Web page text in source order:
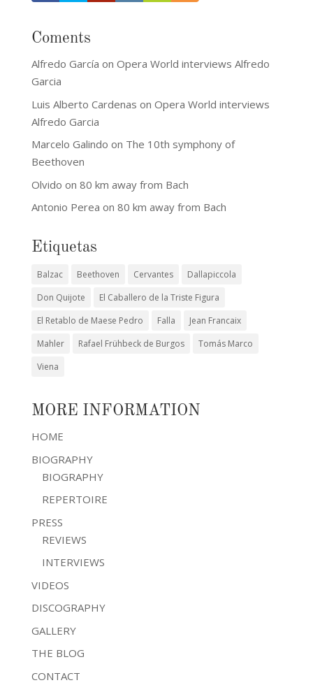
Coments
Alfredo García on Opera World interviews Alfredo
Garcia
Luis Alberto Cardenas on Opera World interviews
Alfredo Garcia
Marcelo Galindo on The 10th symphony of
Beethoven
Olvido on 80 km away from Bach
Antonio Perea on 80 km away from Bach
Etiquetas
Balzac Beethoven Cervantes
Dallapiccola
Don Quijote
El Caballero de la Triste Figura
El Retablo de Maese Pedro
Falla
Jean Francaix
Mahler
Rafael Frühbeck de Burgos
Tomás Marco
Viena
MORE INFORMATION
HOME
BIOGRAPHY
BIOGRAPHY
REPERTOIRE
PRESS
REVIEWS
INTERVIEWS
VIDEOS
DISCOGRAPHY
GALLERY
THE BLOG
CONTACT